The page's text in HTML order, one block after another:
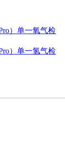
）单一氧气检
）单一氢气检